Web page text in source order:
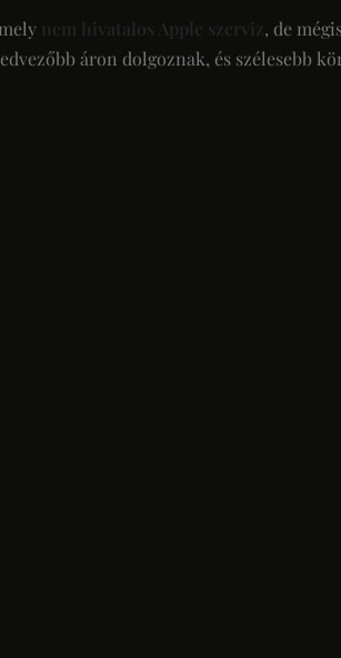
nem hivatalos Apple szerviz , de
áron dolgoznak, és szélesebb